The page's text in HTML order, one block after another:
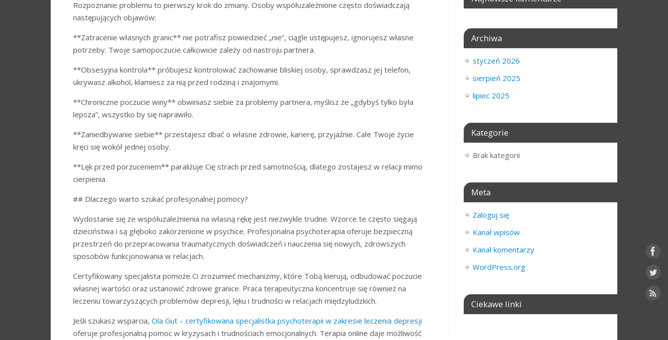
Rozpoznanie problemu to pierwszy krok do zmiany. Osoby współuzależnione często doświadczają
następujących objawów:
**Zatracenie własnych granic** nie potrafisz powiedzieć „nie”, ciągle ustępujesz, ignorujesz własne
potrzeby. Twoje samopoczucie całkowicie zależy od nastroju partnera.
**Obsesyjna kontrola** próbujesz kontrolować zachowanie bliskiej osoby, sprawdzasz jej telefon,
ukrywasz alkohol, kłamiesz za nią przed rodziną i znajomymi.
**Chroniczne poczucie winy** obwiniasz siebie za problemy partnera, myślisz że „gdybyś tylko była
lepsza”, wszystko by się naprawiło.
**Zaniedbywanie siebie** przestajesz dbać o własne zdrowie, karierę, przyjaźnie. Całe Twoje życie
kręci się wokół jednej osoby.
**Lęk przed porzuceniem** paraliżuje Cię strach przed samotnością, dlatego zostajesz w relacji mimo
cierpienia.
## Dlaczego warto szukać profesjonalnej pomocy?
Wydostanie się ze współuzależnienia na własną rękę jest niezwykle trudne. Wzorce te często sięgają
dzieciństwa i są głęboko zakorzenione w psychice. Profesjonalna psychoterapia oferuje bezpieczną
przestrzeń do przepracowania traumatycznych doświadczeń i nauczenia się nowych, zdrowszych
sposobów funkcjonowania w relacjach.
Certyfikowany specjalista pomoże Ci zrozumieć mechanizmy, które Tobą kierują, odbudować poczucie
własnej wartości oraz ustanowić zdrowe granice. Praca terapeutyczna koncentruje się również na
leczeniu towarzyszących problemów depresji, lęku i trudności w relacjach międzyludzkich.
Jeśli szukasz wsparcia, Ola Gut – certyfikowana specjalistka psychoterapii w zakresie leczenia depresji
oferuje profesjonalną pomoc w kryzysach i trudnościach emocjonalnych. Terapia online daje możliwość
Archiwa
styczeń 2026
sierpień 2025
lipiec 2025
Kategorie
Brak kategorii
Meta
Zaloguj się
Kanał wpisów
Kanał komentarzy
WordPress.org
Ciekawe linki